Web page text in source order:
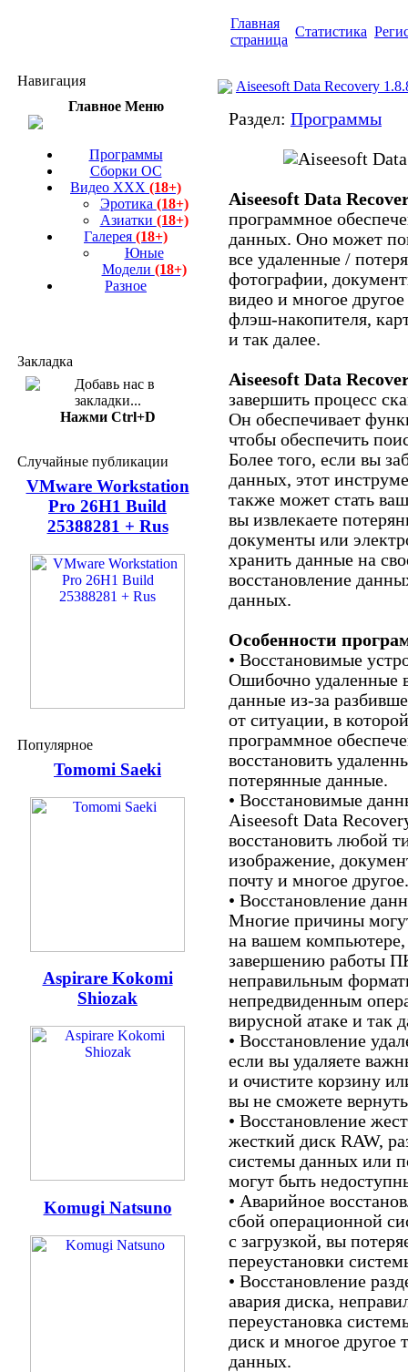
Главная
страница
Статистика
Навигация
Главное Меню
Программы
Сборки ОС
Видео ХХХ (18+)
Эротика (18+)
Азиатки (18+)
Галерея (18+)
Юные
Модели (18+)
Разное
Закладка
Нажми Ctrl+D
Случайные публикации
VMware Workstation
Pro 26H1 Build
25388281 + Rus
Популярное
Tomomi Saeki
Aspirare Kokomi
Shiozak
Komugi Natsuno
Aiseesoft Data Recovery
Раздел: Программы
Aiseesoft Data
программное
данных. Оно может
все удаленные /
фотографии,
видео и многое
флэш-накопителя,
и так далее.
Aiseesoft Data
завершить процесс
Он обеспечивает
чтобы обеспечить
Более того, если вы
данных, этот
также может стать
вы извлекаете
документы или
хранить данные на
восстановление
данных.
Особенности
• Восстановимые
Ошибочно удаленные
данные из-за
от ситуации, в
программное
восстановить
потерянные данные.
• Восстановимые
Aiseesoft Data
восстановить любой
изображение,
почту и многое другое.
• Восстановление
Многие причины
на вашем
завершению работы
неправильным
непредвиденным
вирусной атаке и так
• Восстановление
если вы удаляете
и очистите корзину
вы не сможете
• Восстановление
жесткий диск RAW,
системы данных или
могут быть
• Аварийное
сбой операционной
с загрузкой, вы
переустановки
• Восстановление
авария диска,
переустановка
диск и многое другое
данных.